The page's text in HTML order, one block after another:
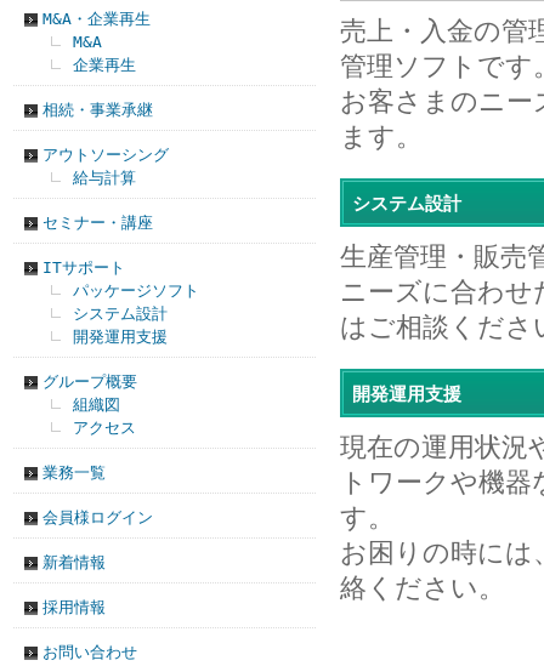
M&A・企業再生
M&A
企業再生
相続・事業承継
アウトソーシング
給与計算
セミナー・講座
ITサポート
パッケージソフト
システム設計
開発運用支援
グループ概要
組織図
アクセス
業務一覧
会員様ログイン
新着情報
採用情報
お問い合わせ
売上・入金の管
管理ソフトです
お客さまのニ
ます。
システム設計
生産管理・販売
ニーズに合わ
はご相談くださ
開発運用支援
現在の運用状況
トワークや機
す。
お困りの時には
絡ください。